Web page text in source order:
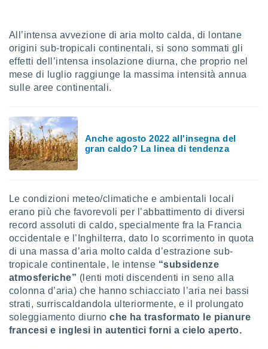
profili
per
profili
degli
dei
il
o la
di
e
All’intensa avvezione di aria molto calda, di lontane
origini sub-tropicali continentali, si sono sommati gli
effetti dell’intensa insolazione diurna, che proprio nel
mese di luglio raggiunge la massima intensità annua
sulle aree continentali.
Anche agosto 2022 all'insegna del
gran caldo? La linea di tendenza
Le condizioni meteo/climatiche e ambientali locali
erano più che favorevoli per l’abbattimento di diversi
record assoluti di caldo, specialmente fra la Francia
occidentale e l’Inghilterra, dato lo scorrimento in quota
di una massa d’aria molto calda d’estrazione sub-
tropicale continentale, le intense “subsidenze
atmosferiche” (lenti moti discendenti in seno alla
colonna d’aria) che hanno schiacciato l’aria nei bassi
strati, surriscaldandola ulteriormente, e il prolungato
soleggiamento diurnoche ha trasformato le pianure
francesi e inglesi in autentici forni a cielo aperto.